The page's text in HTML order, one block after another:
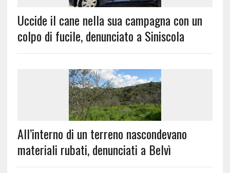
Uccide il cane nella sua campagna con un
colpo di fucile, denunciato a Siniscola
All’interno di un terreno nascondevano
materiali rubati, denunciati a Belvì